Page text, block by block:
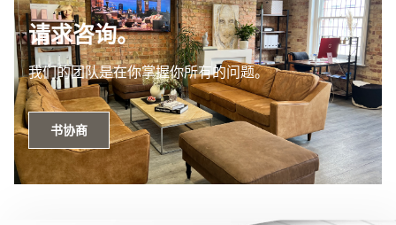
请求咨询。
我们的团队是在你掌握你所有的问题。
书协商